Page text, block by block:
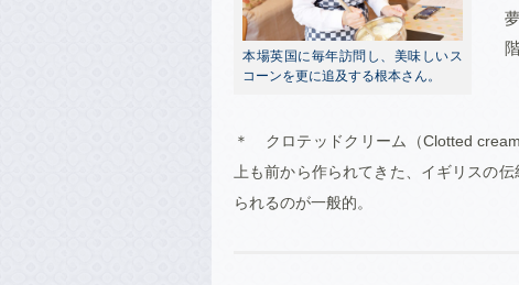
本場英国に毎年訪問し、美味しいス
コーンを更に追及する根本さん。
＊ クロテッドクリーム（Clotted
上も前から作られてきた、イギリスの
られるのが一般的。